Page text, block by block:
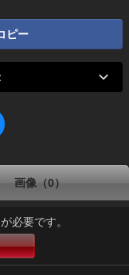
ピー
画像（0）
必要です。